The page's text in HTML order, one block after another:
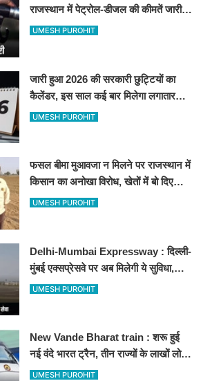
राजस्थान में पेट्रोल-डीजल की कीमतें जारी,
जानिए बीकानेर समेत पुरे प्रदेश में नए रेट
UMESH PUROHIT
जारी हुआ 2026 की सरकारी छुट्टियों का
कैलेंडर, इस साल कई बार मिलेगा लगातार
अवकाश, देखें
UMESH PUROHIT
फसल बीमा मुआवजा न मिलने पर राजस्थान में
किसान का अनोखा विरोध, खेतों में बो दिए
500-500 रुपए के नोट, वीडियो वायरल
UMESH PUROHIT
Delhi-Mumbai Expressway : दिल्ली-
मुंबई एक्सप्रेसवे पर अब मिलेगी ये सुविधा,
हेलीकॉप्टर सर्विस से तुरंत घायल पहुंचेगा
UMESH PUROHIT
New Vande Bharat train : शरू हुई
नई वंदे भारत ट्रैन, तीन राज्यों के लाखों लोगों
का सफर होगा आसान, देखें पूरा रूटमैप
UMESH PUROHIT